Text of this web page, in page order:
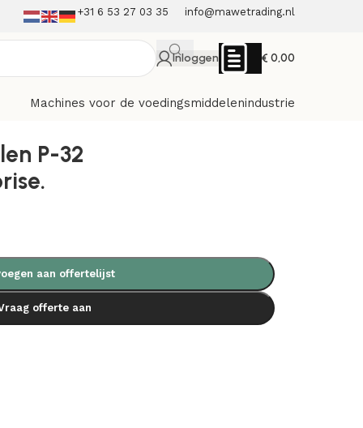
+31 6 53 27 03 35 info@mawetrading.nl
Inloggen € 0,00
Machines voor de voedingsmiddelenindustrie
P-32
aan offertelijst
offerte aan